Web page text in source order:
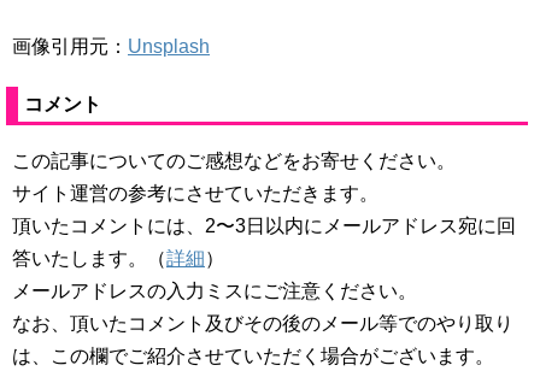
画像引用元： Unsplash
コメント
この記事についてのご感想などをお寄せください。
サイト運営の参考にさせていただきます。
頂いたコメントには、2〜3日以内にメールアドレス宛に回
答いたします。（詳細）
メールアドレスの入力ミスにご注意ください。
なお、頂いたコメント及びその後のメール等でのやり取り
は、この欄でご紹介させていただく場合がございます。